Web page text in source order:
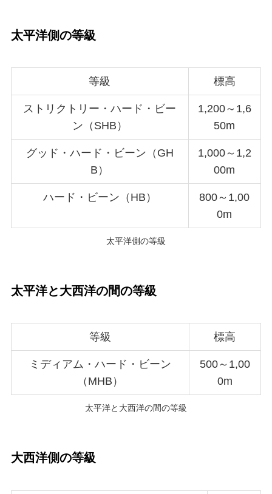
太平洋側の等級
等級 標高
ストリクトリー・ハード・ビー
ン（SHB）
1,200～1,6
50m
グッド・ハード・ビーン（GH
B）
1,000～1,2
00m
ハード・ビーン（HB）
800～1,00
0m
太平洋側の等級
太平洋と大西洋の間の等級
等級 標高
ミディアム・ハード・ビーン
（MHB）
500～1,00
0m
太平洋と大西洋の間の等級
大西洋側の等級